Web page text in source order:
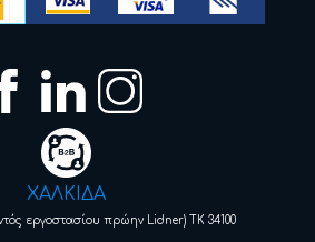
ΧΑΛΚΙΔΑ
εργοστασίου πρώην Lidner) ΤΚ 34100